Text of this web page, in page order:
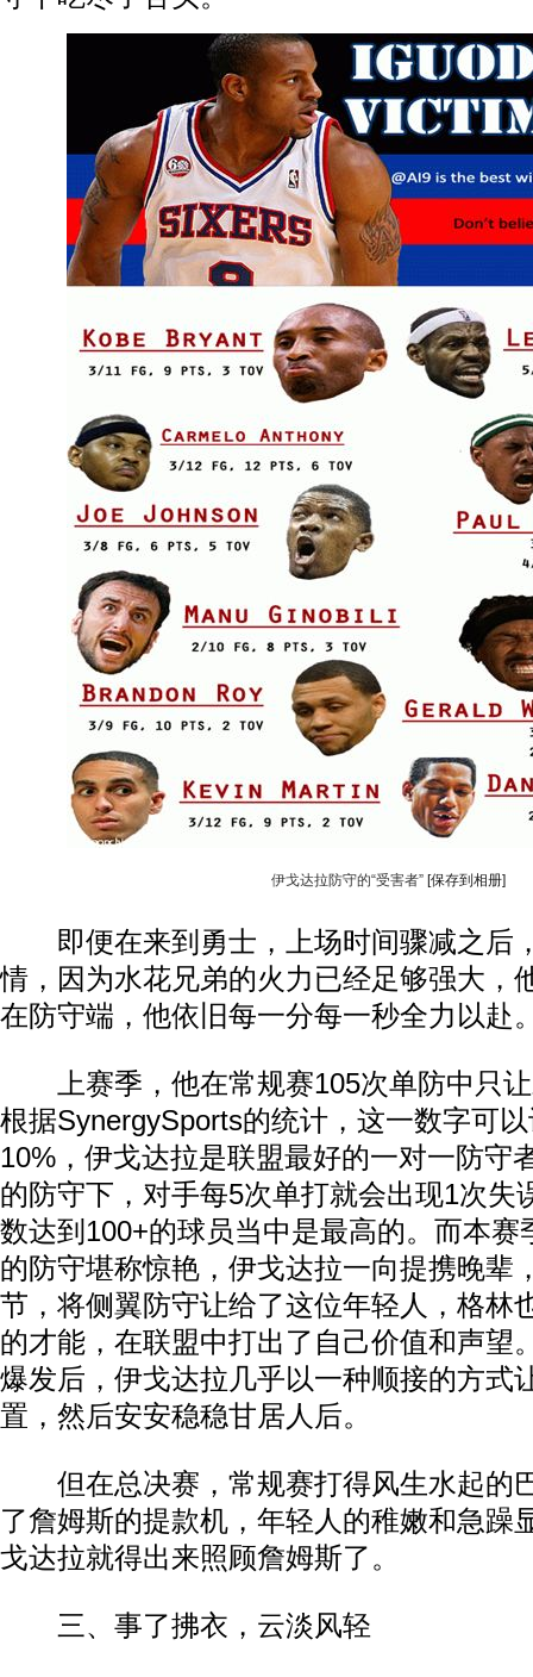
伊戈达拉防守的“受害者” [保存到相册]
即便在来到勇士，上场时间骤减之后
情，因为水花兄弟的火力已经足够强大，
在防守端，他依旧每一分每一秒全力以赴
上赛季，他在常规赛105次单防中只让
根据SynergySports的统计，这一数字可
10%，伊戈达拉是联盟最好的一对一防守
的防守下，对手每5次单打就会出现1次失
数达到100+的球员当中是最高的。而本赛
的防守堪称惊艳，伊戈达拉一向提携晚辈
节，将侧翼防守让给了这位年轻人，格林
的才能，在联盟中打出了自己价值和声望
爆发后，伊戈达拉几乎以一种顺接的方式
置，然后安安稳稳甘居人后。
但在总决赛，常规赛打得风生水起的
了詹姆斯的提款机，年轻人的稚嫩和急躁
戈达拉就得出来照顾詹姆斯了。
三、事了拂衣，云淡风轻